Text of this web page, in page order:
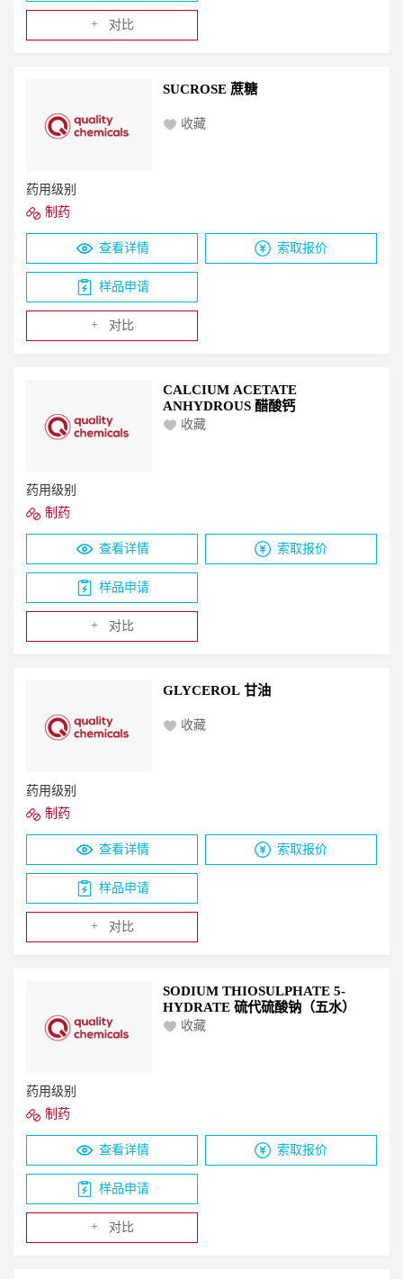
+ 对比
SUCROSE 蔗糖
收藏
药用级别
制药
查看详情 索取报价
样品申请
+ 对比
CALCIUM ACETATE
ANHYDROUS 醋酸钙
收藏
药用级别
制药
查看详情 索取报价
样品申请
+ 对比
GLYCEROL 甘油
收藏
药用级别
制药
查看详情 索取报价
样品申请
+ 对比
SODIUM THIOSULPHATE 5-
HYDRATE 硫代硫酸钠（五水）
收藏
药用级别
制药
查看详情 索取报价
样品申请
+ 对比